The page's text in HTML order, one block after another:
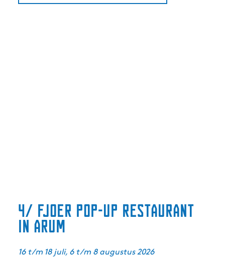
4/ Fjoer pop-up restaurant
in Arum
16 t/m 18 juli, 6 t/m 8 augustus 2026